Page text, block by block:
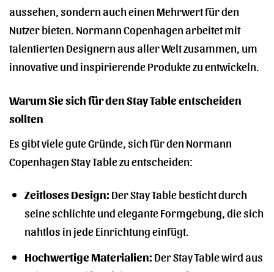
aussehen, sondern auch einen Mehrwert für den
Nutzer bieten. Normann Copenhagen arbeitet mit
talentierten Designern aus aller Welt zusammen, um
innovative und inspirierende Produkte zu entwickeln.
Warum Sie sich für den Stay Table entscheiden
sollten
Es gibt viele gute Gründe, sich für den Normann
Copenhagen Stay Table zu entscheiden:
Zeitloses Design:Der Stay Table besticht durch
seine schlichte und elegante Formgebung, die sich
nahtlos in jede Einrichtung einfügt.
Hochwertige Materialien:Der Stay Table wird aus